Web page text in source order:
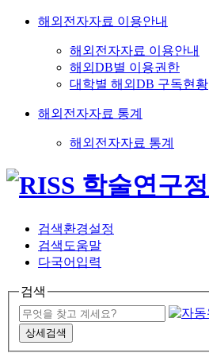
해외전자자료 이용안내
해외전자자료 이용안내
해외DB별 이용권한
대학별 해외DB 구독현황
해외전자자료 통계
해외전자자료 통계
검색환경설정
검색도움말
다국어입력
검색
상세검색